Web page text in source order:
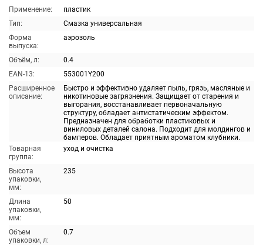
Применение:
пластик
Тип:
Смазка универсальная
Форма
выпуска:
аэрозоль
Объём, л:
0.4
EAN-13:
553001Y200
Расширенное
описание:
Быстро и эффективно удаляет пыль, грязь, масляные и
никотиновые загрязнения. Защищает от старения и
выгорания, восстанавливает первоначальную
структуру, обладает антистатическим эффектом.
Предназначен для обработки пластиковых и
виниловых деталей салона. Подходит для молдингов и
бамперов. Обладает приятным ароматом клубники.
Товарная
группа:
уход и очистка
Высота
упаковки,
мм:
235
Длина
упаковки,
мм:
50
Объем
упаковки, л:
0.7